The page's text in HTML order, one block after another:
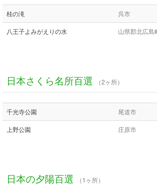
桂の滝 呉市
八王子よみがえりの水 山県郡北広島
日本さくら名所百選 （2ヶ所）
千光寺公園 尾道市
上野公園 庄原市
日本の夕陽百選 （1ヶ所）